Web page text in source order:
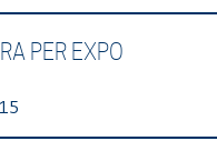
PER EXPO